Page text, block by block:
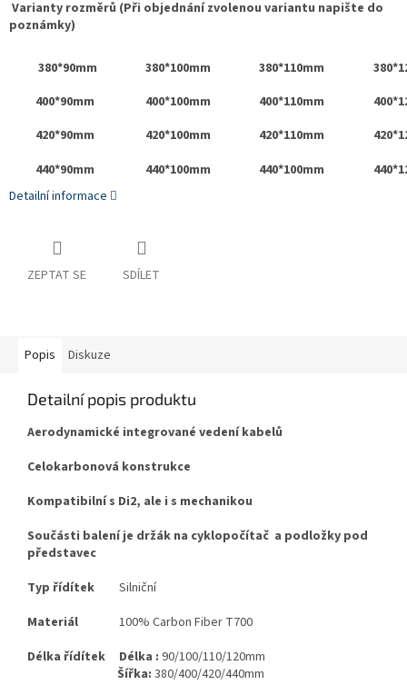
Varianty rozměrů (Při objednání zvolenou variantu napište do
poznámky)
380*90mm 380*100mm 380*110mm
400*90mm
400*100mm 400*110mm
420*90mm
420*100mm 420*110mm
440*90mm
440*100mm 440*100mm
Detailní informace
ZEPTAT SE SDÍLET
Popis Diskuze
Detailní popis produktu
Aerodynamické integrované vedení kabelů
Celokarbonová konstrukce
Kompatibilní s Di2, ale i s mechanikou
Součásti balení je držák na cyklopočítač a podložky pod
představec
Typ řídítek Silniční
Materiál 100% Carbon Fiber T700
Délka řídítek Délka : 90/100/110/120mm
Šířka: 380/400/420/440mm